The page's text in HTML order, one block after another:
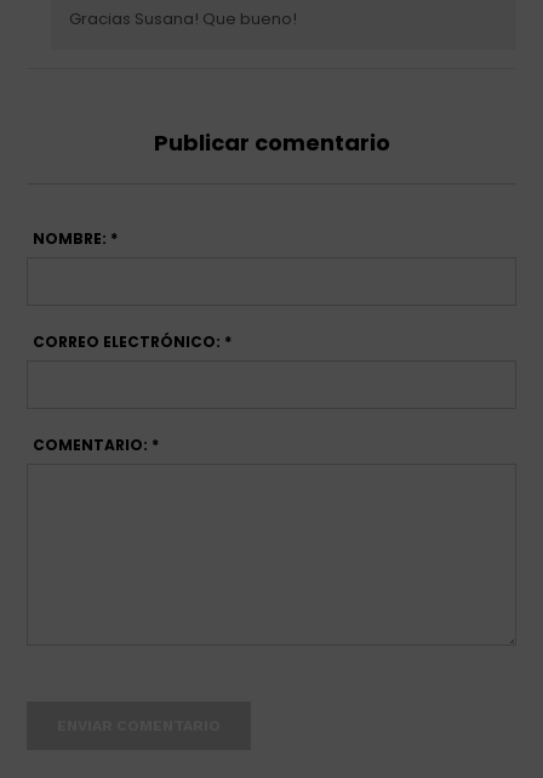
Gracias Susana! Que bueno!
Publicar comentario
NOMBRE: *
CORREO ELECTRÓNICO: *
COMENTARIO: *